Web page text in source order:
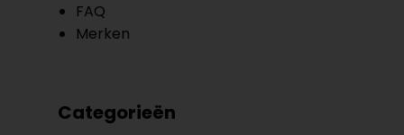
FAQ
Merken
Categorieën